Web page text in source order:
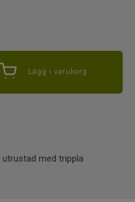
Lägg i varukorg
med trippla